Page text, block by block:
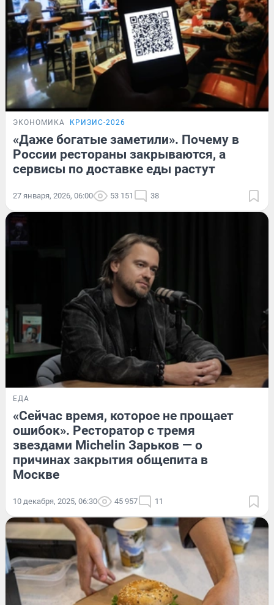
ЭКОНОМИКА КРИЗИС-2026
«Даже богатые заметили». Почему в
России рестораны закрываются, а
сервисы по доставке еды растут
27 января, 2026, 06:00 53 151 38
ЕДА
«Сейчас время, которое не прощает
ошибок». Ресторатор с тремя
звездами Michelin Зарьков — о
причинах закрытия общепита в
Москве
10 декабря, 2025, 06:30 45 957 11